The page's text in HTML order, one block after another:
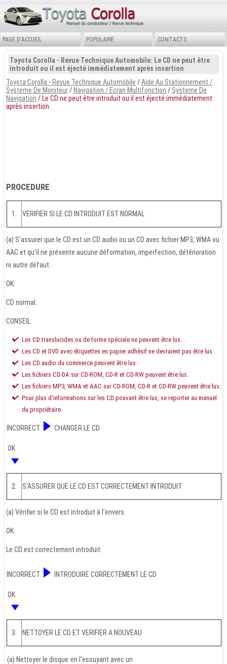
PAGE D'ACCUEIL POPULAIRE CONTACTS
Toyota Corolla - Revue Technique Automobile: Le CD ne peut être
introduit ou il est éjecté immédiatement après insertion
Toyota Corolla - Revue Technique Automobile /Aide Au Stationnement /
Systeme De Moniteur/Navigation / Ecran Multifonction / Systeme De
Navigation / Le CD ne peut être introduit ou il est éjecté immédiatement
après insertion
PROCEDURE
1. VERIFIER SI LE CD INTRODUIT EST NORMAL
(a) S'assurer que le CD est un CD audio ou un CD avec fichier MP3, WMA ou
AAC et qu'il ne présente aucune déformation, imperfection, détérioration
ni autre défaut.
OK:
CD normal.
CONSEIL:
Les CD translucides ou de forme spéciale ne peuvent être lus.
Les CD et DVD avec étiquettes en papier adhésif ne devraient pas être lus.
Les CD audio du commerce peuvent être lus.
Les fichiers CD-DA sur CD-ROM, CD-R et CD-RW peuvent être lus.
Les fichiers MP3, WMA et AAC sur CD-ROM, CD-R et CD-RW peuvent être lus.
Pour plus d'informations sur les CD pouvant être lus, se reporter au manuel
du propriétaire.
INCORRECT CHANGER LE CD
OK
2. S'ASSURER QUE LE CD EST CORRECTEMENT INTRODUIT
(a) Vérifier si le CD est introduit à l'envers.
OK:
Le CD est correctement introduit.
INCORRECT INTRODUIRE CORRECTEMENT LE CD
OK
3. NETTOYER LE CD ET VERIFIER A NOUVEAU
(a) Nettoyer le disque en l'essuyant avec un